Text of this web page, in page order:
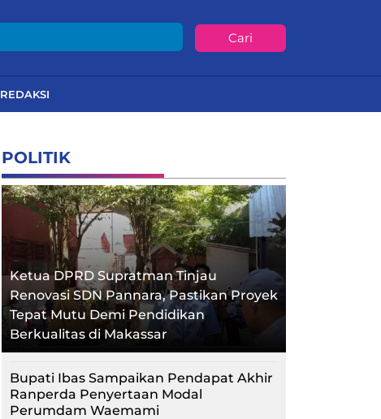
Cari
REDAKSI
POLITIK
Ketua DPRD Supratman Tinjau
Renovasi SDN Pannara, Pastikan Proyek
Tepat Mutu Demi Pendidikan
Berkualitas di Makassar
Bupati Ibas Sampaikan Pendapat Akhir
Ranperda Penyertaan Modal
Perumdam Waemami